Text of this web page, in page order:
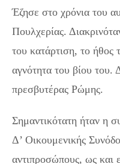
Έζησε στο χρόνια του
Πουλχερίας.
του κατάρτιση, το ήθος
αγνότητα του βίου του.
πρεσβυτέρας Ρώμης.
Σημαντικότατη ήταν η
Δ’ Οικουμενικής
αντιπροσώπους, ως και